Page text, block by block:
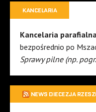
KANCELARIA
Kancelaria parafialna
bezpośrednio po
Sprawy pilne (np.
NEWS DIECEZJA